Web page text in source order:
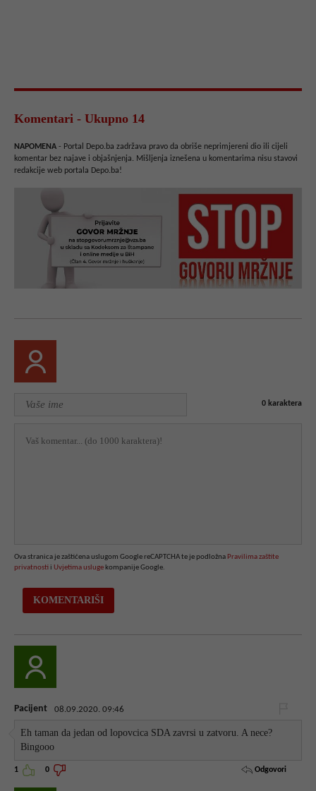
Komentari - Ukupno 14
NAPOMENA - Portal Depo.ba zadržava pravo da obriše neprimjereni dio ili cijeli
komentar bez najave i objašnjenja. Mišljenja iznešena u komentarima nisu stavovi
redakcije web portala Depo.ba!
0 karaktera
Ova stranica je zaštićena uslugom Google reCAPTCHA te je podložna Pravilima zaštite
privatnosti i Uvjetima usluge kompanije Google.
Pacijent 08.09.2020. 09:46
Eh taman da jedan od lopovcica SDA zavrsi u zatvoru. A nece?
Bingooo
1 0 Odgovori